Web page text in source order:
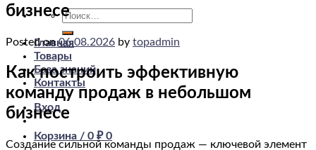
Искать:
Главная
Товары
База знаний
Контакты
Вход
Корзина / 0 ₽ 0
бизнесе
Posted on06.08.2026 by topadmin
Как построить эффективную
команду продаж в небольшом
бизнесе
Создание сильной команды продаж — ключевой элемент